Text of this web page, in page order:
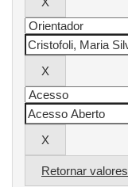
Retornar valores